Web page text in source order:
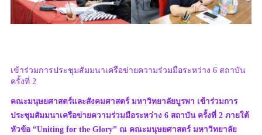
เข้าร่วมการประชุมสัมมนาเครือข่ายความร่วมมือระหว่าง 6 สถาบัน
ครั้งที่ 2
คณะมนุษยศาสตร์และสังคมศาสตร์ มหาวิทยาลัยบูรพา เข้าร่วมการ
ประชุมสัมมนาเครือข่ายความร่วมมือระหว่าง 6 สถาบัน ครั้งที่ 2 ภายใต้
หัวข้อ “Uniting for the Glory” ณ คณะมนุษยศาสตร์ มหาวิทยาลัย